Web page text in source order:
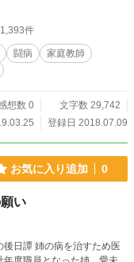
ん。 また専門家ではないた
せん。 以上のことご理解
件
闘病
家庭教師
想数 0
文字数 29,742
登録日 2018.07.09
お気に入り追加 0
い
日譚 姉の病を治すため医